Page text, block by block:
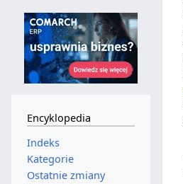
Encyklopedia
Indeks
Kategorie
Ostatnie zmiany